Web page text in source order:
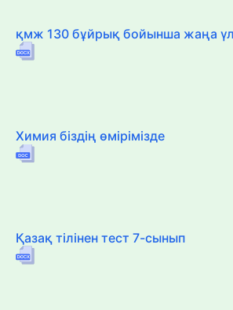
қмж 130 бұйрық бойынша жаңа
Химия біздің өмірімізде
Қазақ тілінен тест 7-сынып